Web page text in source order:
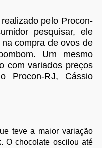
pelo Procon-
pesquisar, ele
compra de ovos de
Um mesmo
com variados preços
Procon-RJ, Cássio
teve a maior variação
O chocolate oscilou até